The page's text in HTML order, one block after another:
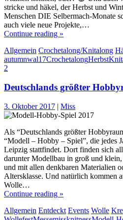
stricke und häkel, der Herbst und
Menschen DIE Selbermach-Monate
auch viele neue Projekte,…
Continue reading »
Allgemein Crochetalong/Knitalong
autumnwal17CrochetalongHerbst
2
Deutschlands größter
3. Oktober 2017 | Miss
Als “Deutschlands größter
“Modell – Hobby – Spiel”, die jedes
Leipzig stattfindet. Dort finden sich
darunter Modellbau in groß und
und mit allen denkbaren Materialien
Altersklasse. Und natürlich kommen
Wolle…
Continue reading »
Allgemein Entdeckt Events Wolle